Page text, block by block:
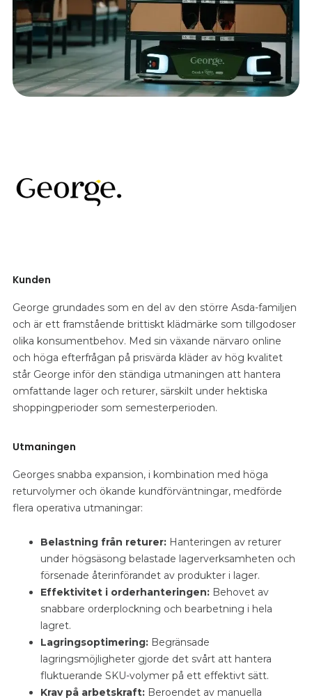
Kunden
George grundades som en del av den större Asda-familjen
och är ett framstående brittiskt klädmärke som tillgodoser
olika konsumentbehov. Med sin växande närvaro online
och höga efterfrågan på prisvärda kläder av hög kvalitet
står George inför den ständiga utmaningen att hantera
omfattande lager och returer, särskilt under hektiska
shoppingperioder som semesterperioden.
Utmaningen
Georges snabba expansion, i kombination med höga
returvolymer och ökande kundförväntningar, medförde
flera operativa utmaningar:
Belastning från returer: Hanteringen av returer
under högsäsong belastade lagerverksamheten och
försenade återinförandet av produkter i lager.
Effektivitet i orderhanteringen: Behovet av
snabbare orderplockning och bearbetning i hela
lagret.
Lagringsoptimering: Begränsade
lagringsmöjligheter gjorde det svårt att hantera
fluktuerande SKU-volymer på ett effektivt sätt.
Krav på arbetskraft: Beroendet av manuella